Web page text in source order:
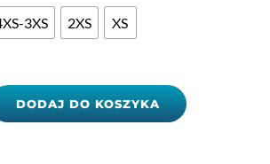
3XS 2XS XS
DODAJ DO KOSZYKA